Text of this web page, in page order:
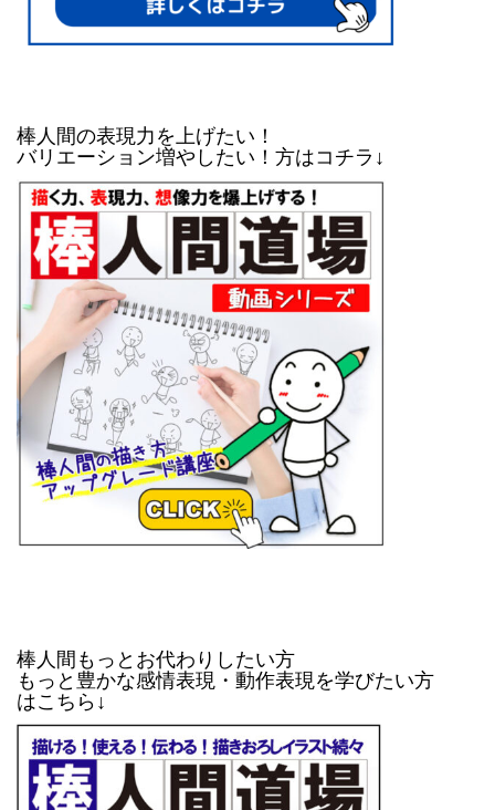
棒人間の表現力を上げたい！
バリエーション増やしたい！方はコチラ↓
棒人間もっとお代わりしたい方
もっと豊かな感情表現・動作表現を学びたい方
はこちら↓